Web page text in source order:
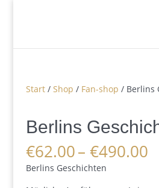
Start/ Shop / Fan-shop / Berlins
Berlins
€62.00– €490.00
Berlins Geschichten